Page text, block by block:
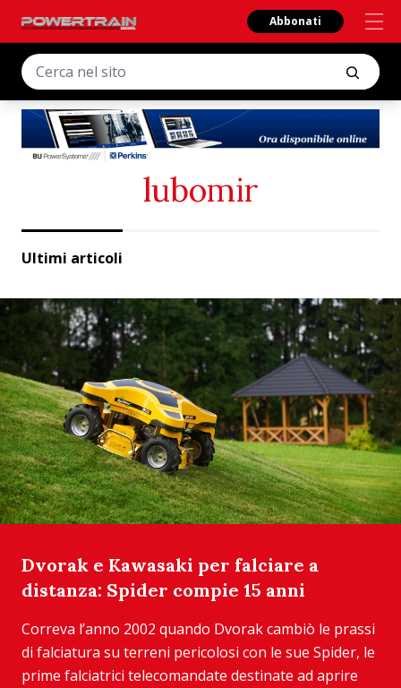
Abbonati
lubomir
Ultimi articoli
Dvorak e Kawasaki per falciare a
distanza: Spider compie 15 anni
Correva l’anno 2002 quando Dvorak cambiò le prassi
di falciatura su terreni pericolosi con le sue Spider, le
prime falciatrici telecomandate destinate ad aprire